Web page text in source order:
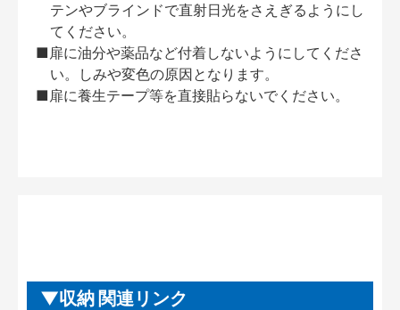
テンやブラインドで直射日光をさえぎるようにし
てください。
■扉に油分や薬品など付着しないようにしてくださ
い。しみや変色の原因となります。
■扉に養生テープ等を直接貼らないでください。
収納 関連リンク